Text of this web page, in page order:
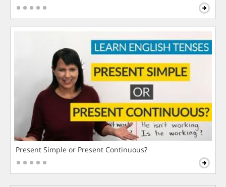
Present Simple or Present Continuous?